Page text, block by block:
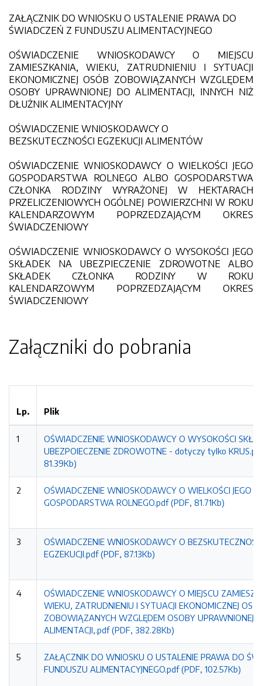
ZAŁĄCZNIK DO WNIOSKU O USTALENIE PRAWA DO
ŚWIADCZEŃ Z FUNDUSZU ALIMENTACYJNEGO
OŚWIADCZENIE WNIOSKODAWCY O MIEJSCU
ZAMIESZKANIA, WIEKU, ZATRUDNIENIU I SYTUACJI
EKONOMICZNEJ OSÓB ZOBOWIĄZANYCH WZGLĘDEM
OSOBY UPRAWNIONEJ DO ALIMENTACJI, INNYCH NIŻ
DŁUŻNIK ALIMENTACYJNY
OŚWIADCZENIE WNIOSKODAWCY O
BEZSKUTECZNOŚCI EGZEKUCJI ALIMENTÓW
OŚWIADCZENIE WNIOSKODAWCY O WIELKOŚCI JEGO
GOSPODARSTWA ROLNEGO ALBO GOSPODARSTWA
CZŁONKA RODZINY WYRAŻONEJ W HEKTARACH
PRZELICZENIOWYCH OGÓLNEJ POWIERZCHNI W ROKU
KALENDARZOWYM POPRZEDZAJĄCYM OKRES
ŚWIADCZENIOWY
OŚWIADCZENIE WNIOSKODAWCY O WYSOKOŚCI JEGO
SKŁADEK NA UBEZPIECZENIE ZDROWOTNE ALBO
SKŁADEK CZŁONKA RODZINY W ROKU
KALENDARZOWYM POPRZEDZAJĄCYM OKRES
ŚWIADCZENIOWY
Załączniki do pobrania
Lp. Plik
1
OŚWIADCZENIE WNIOSKODAWCY O WYSOKOŚCI
UBEZPOIECZENIE ZDROWOTNE - dotyczy tylko
81.39Kb)
2
OŚWIADCZENIE WNIOSKODAWCY O WIELKOŚCI JEGO
GOSPODARSTWA ROLNEGO.pdf (PDF, 81.71Kb)
3
OŚWIADCZENIE WNIOSKODAWCY O
EGZEKUCJI.pdf (PDF, 87.13Kb)
4
OŚWIADCZENIE WNIOSKODAWCY O MIEJSCU
WIEKU, ZATRUDNIENIU I SYTUACJI EKONOMICZNEJ
ZOBOWIĄZANYCH WZGLĘDEM OSOBY UPRAWNIONEJ
ALIMENTACJI,.pdf (PDF, 382.28Kb)
5
ZAŁĄCZNIK DO WNIOSKU O USTALENIE PRAWA DO
FUNDUSZU ALIMENTACYJNEGO.pdf (PDF, 102.57Kb)